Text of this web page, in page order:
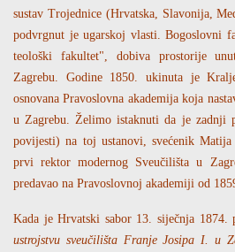
sustav Trojednice (Hrvatska, Slavonija,
podvrgnut je ugarskoj vlasti. Bogoslovni
teološki fakultet", dobiva prostorije
Zagrebu. Godine 1850. ukinuta je
osnovana Pravoslovna akademija koja
u Zagrebu. Želimo istaknuti da je zadnji
povijesti) na toj ustanovi, svećenik
prvi rektor modernog Sveučilišta u
predavao na Pravoslovnoj akademiji od
Kada je Hrvatski sabor 13. siječnja 1874.
ustrojstvu sveučilišta Franje Josipa I. u